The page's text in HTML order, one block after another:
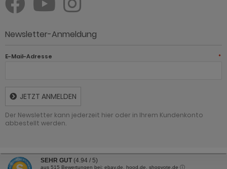
Newsletter-Anmeldung
E-Mail-Adresse *
JETZT ANMELDEN
Der Newsletter kann jederzeit hier oder in Ihrem Kundenkonto
abbestellt werden.
Günstig Einrichten - Möbel online kaufen und sparen © 2026 | Template ©
SEHR GUT (4.94 / 5)
aus 515 Bewertungen bei: ebay.de, hood.de, shopvote.de ⓘ